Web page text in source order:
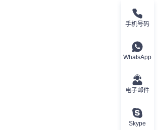
手机号码
WhatsApp
电子邮件
Skype